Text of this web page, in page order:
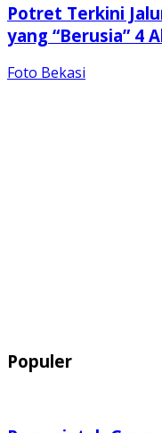
Potret Terkini
yang “Berusia” 4
Foto Bekasi
Populer